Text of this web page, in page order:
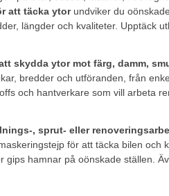
att täcka ytorundviker du
längder och kvaliteter. Upptäck
skydda ytor mot färg, damm,
bredder och utföranden, från
och hantverkare som vill arbeta
, sprut- eller
för att täcka bilen
hamnar på oönskade ställen.